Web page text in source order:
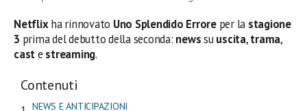
Netflixha rinnovato Uno Splendido Erroreper la stagione
3 prima del debutto della seconda: newssuuscita,trama,
caste streaming.
Contenuti
NEWS E ANTICIPAZIONI